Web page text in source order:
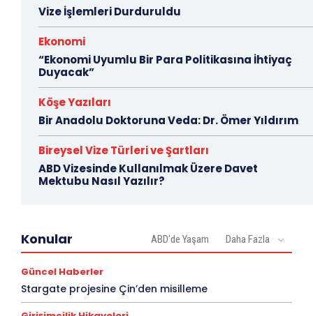
Vize İşlemleri Durduruldu
Ekonomi
“Ekonomi Uyumlu Bir Para Politikasına İhtiyaç
Duyacak”
Köşe Yazıları
Bir Anadolu Doktoruna Veda: Dr. Ömer Yıldırım
Bireysel Vize Türleri ve Şartları
ABD Vizesinde Kullanılmak Üzere Davet
Mektubu Nasıl Yazılır?
Konular ABD'de Yaşam Daha Fazla
Güncel Haberler
Stargate projesine Çin’den misilleme